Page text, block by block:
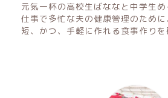
元気一杯の高校生ばななと中学生め
仕事で多忙な夫の健康管理のため
短、かつ、手軽に作れる食事作り